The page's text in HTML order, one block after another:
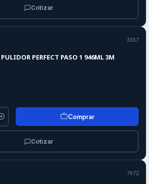
Cotizar
3337
PERFECT PASO 1 946ML 3M
Comprar
Cotizar
7972